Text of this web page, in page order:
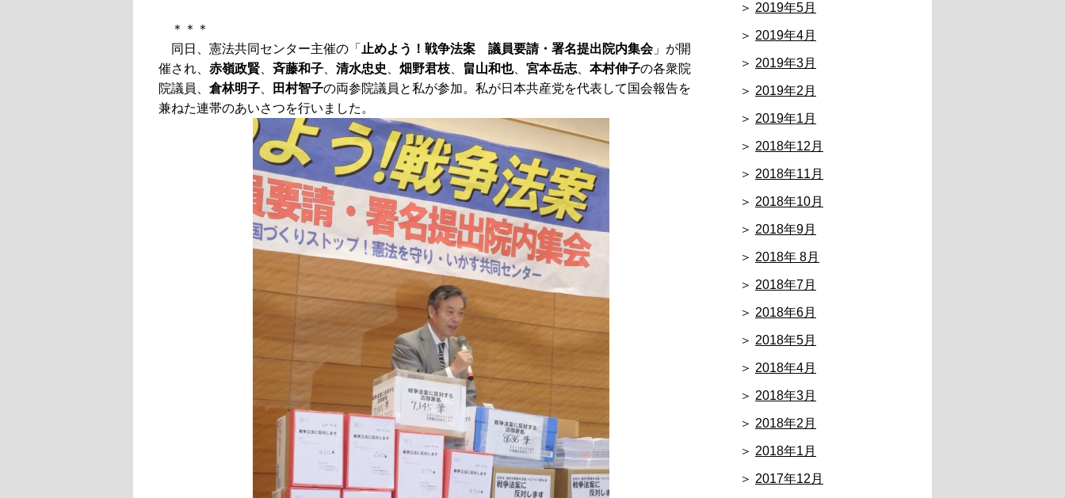
＊＊＊
同日、憲法共同センター主催の「 止めよう！戦争法案 議員要請・署名提出院内集会」が開
催され、 赤嶺政賢 、斉藤和子 清水忠史 畑野君枝 畠山和也、 宮本岳志 本村伸子の各衆院
院議員、 倉林明子 田村智子の両参院議員と私が参加。私が日本共産党を代表して国会報告を
兼ねた連帯のあいさつを行いました。
2019年5月
2019年4月
2019年3月
2019年2月
2019年1月
2018年12月
2018年11月
2018年10月
2018年9月
2018年 8月
2018年7月
2018年6月
2018年5月
2018年4月
2018年3月
2018年2月
2018年1月
2017年12月